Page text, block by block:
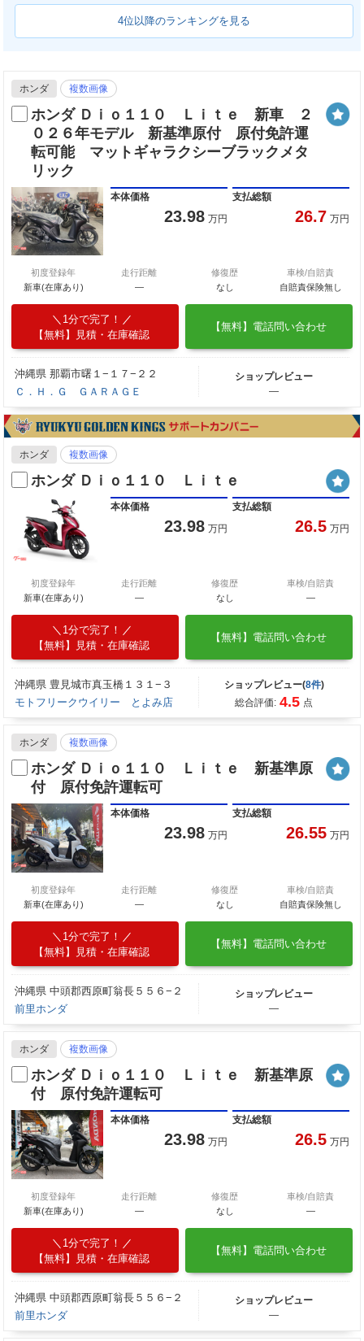
4位以降のランキングを見る
ホンダ 複数画像
ホンダ Ｄｉｏ１１０ Ｌｉｔｅ 新車 ２
０２６年モデル 新基準原付 原付免許運
転可能 マットギャラクシーブラックメタ
リック
本体価格
23.98 万円
支払総額
26.7 万円
初度登録年
新車(在庫あり)
走行距離
―
修復歴
なし
車検/自賠責
自賠責保険無し
1分で完了！
【無料】見積・在庫確認
【無料】電話問い合わせ
沖縄県 那覇市曙１−１７−２２
Ｃ．Ｈ．Ｇ ＧＡＲＡＧＥ
ショップレビュー
―
ホンダ 複数画像
ホンダ Ｄｉｏ１１０ Ｌｉｔｅ
本体価格
23.98 万円
支払総額
26.5 万円
初度登録年
新車(在庫あり)
走行距離
―
修復歴
なし
車検/自賠責
―
1分で完了！
【無料】見積・在庫確認
【無料】電話問い合わせ
沖縄県 豊見城市真玉橋１３１−３
モトフリークウイリー とよみ店
ショップレビュー(8件)
総合評価: 4.5 点
ホンダ 複数画像
ホンダ Ｄｉｏ１１０ Ｌｉｔｅ 新基準原
付 原付免許運転可
本体価格
23.98 万円
支払総額
26.55 万円
初度登録年
新車(在庫あり)
走行距離
―
修復歴
なし
車検/自賠責
自賠責保険無し
1分で完了！
【無料】見積・在庫確認
【無料】電話問い合わせ
沖縄県 中頭郡西原町翁長５５６−２
前里ホンダ
ショップレビュー
―
ホンダ 複数画像
ホンダ Ｄｉｏ１１０ Ｌｉｔｅ 新基準原
付 原付免許運転可
本体価格
23.98 万円
支払総額
26.5 万円
初度登録年
新車(在庫あり)
走行距離
―
修復歴
なし
車検/自賠責
―
1分で完了！
【無料】見積・在庫確認
【無料】電話問い合わせ
沖縄県 中頭郡西原町翁長５５６−２
前里ホンダ
ショップレビュー
―